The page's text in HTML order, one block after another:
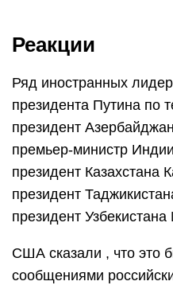
Реакции
Ряд иностранных
президента Путина по
президент
премьер-министр
президент Казахстана
президент
президент
США сказали , что это
сообщениями